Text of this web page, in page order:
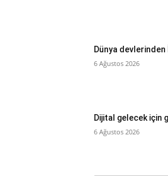
Dünya devlerinden
6 Ağustos 2026
Dijital gelecek için
6 Ağustos 2026